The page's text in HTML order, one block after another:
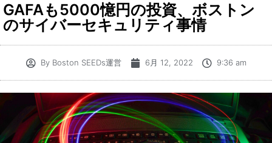
GAFAも5000憶円の投資、ボストン
のサイバーセキュリティ事情
ByBoston SEEDs運営 6月 12, 2022 9:36 am